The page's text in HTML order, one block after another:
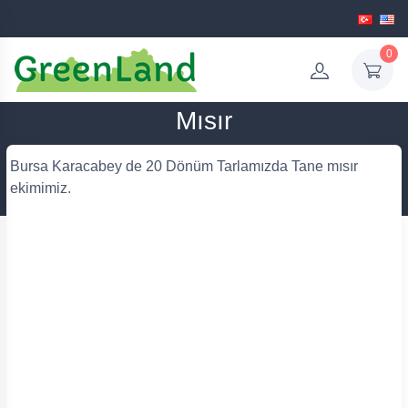
0
Mısır
Bursa Karacabey de 20 Dönüm Tarlamızda Tane mısır
ekimimiz.